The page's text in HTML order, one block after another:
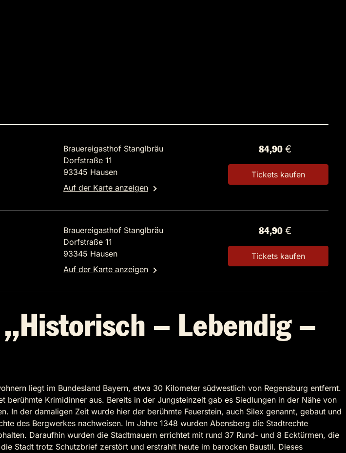
Brauereigasthof Stanglbräu
Dorfstraße 11
93345 Hausen
Auf der Karte anzeigen
84,90 €
Tickets kaufen
Brauereigasthof Stanglbräu
Dorfstraße 11
93345 Hausen
Auf der Karte anzeigen
84,90 €
Tickets kaufen
– Lebendig –
liegt im Bundesland Bayern, etwa 30 Kilometer südwestlich von Regensburg entfernt.
Krimidinner aus. Bereits in der Jungsteinzeit gab es Siedlungen in der Nähe von
In der damaligen Zeit wurde hier der berühmte Feuerstein, auch Silex genannt, gebaut und
des Bergwerkes nachweisen. Im Jahre 1348 wurden Abensberg die Stadtrechte
Daraufhin wurden die Stadtmauern errichtet mit rund 37 Rund- und 8 Ecktürmen, die
Stadt trotz Schutzbrief zerstört und erstrahlt heute im barocken Baustil. Dieses